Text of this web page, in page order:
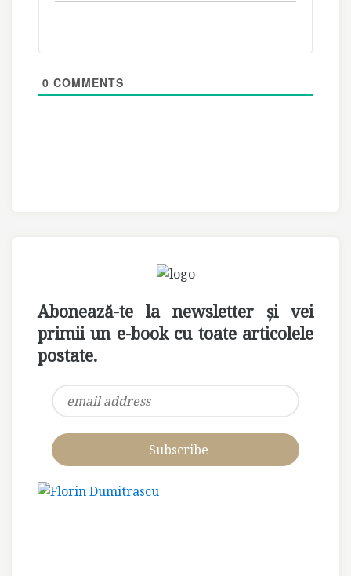
0 COMMENTS
Abonează-te la newsletter și vei
primii un e-book cu toate articolele
postate.